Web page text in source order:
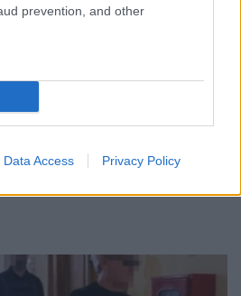
prevention, and other
Data Access Privacy Policy
έως 7 μποφόρ οι άνεμοι